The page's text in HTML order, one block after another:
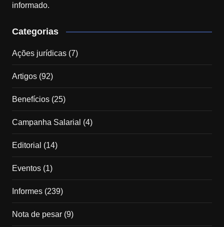
informado.
Categorias
Ações jurídicas(7)
Artigos(92)
Benefícios(25)
Campanha Salarial (4)
Editorial (14)
Eventos(1)
Informes(239)
Nota de pesar(9)